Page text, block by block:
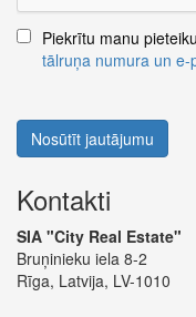
Piekrītu manu
tālruņa numura un
Nosūtīt jautājumu
Kontakti
SIA "City Real Estate"
Bruņinieku iela 8-2
Rīga, Latvija, LV-1010